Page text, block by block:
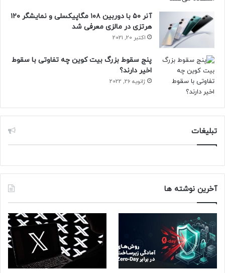
آنر ۵۰ با دوربین ۱۰۸ مگاپیکسلی و نمایشگر ۱۲۰
هرتزی در مالزی معرفی شد
اکتبر 20, 2021
پنج سقوط بزرگ بیت کوین چه تفاوتی با سقوط
اخیر دارند؟
ژانویه 26, 2022
تبلیغات
آخرین نوشته ها